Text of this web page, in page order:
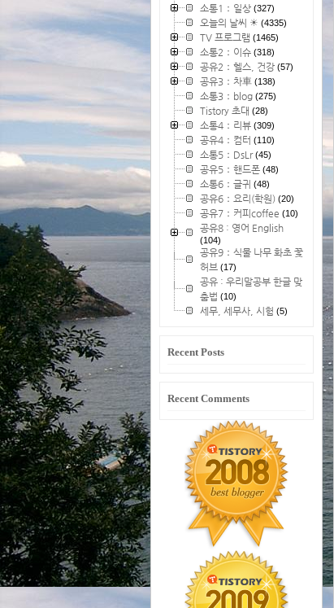
소통1：일상(327)
오늘의 날씨 ☀ (4335)
TV 프로그램 (1465)
소통2：이슈(318)
공유2：헬스, 건강(57)
공유3：차車(138)
소통3：blog(275)
Tistory 초대 (28)
소통4：리뷰(309)
공유4：컴터 (110)
소통5：DsLr(45)
공유5：핸드폰(48)
소통6：글귀 (48)
공유6：요리(학원)(20)
공유7：커피coffee (10)
공유8 : 영어 English
(104)
공유9：식물 나무 화초 꽃
허브 (17)
공유 : 우리말공부 한글 맞
춤법 (10)
세무, 세무사, 시험 (5)
Recent Posts
Recent Comments